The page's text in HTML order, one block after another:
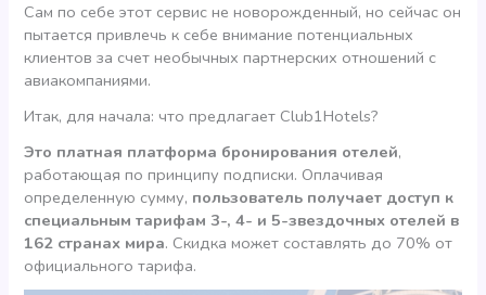
Сам по себе этот сервис не новорожденный, но сейчас он
пытается привлечь к себе внимание потенциальных
клиентов за счет необычных партнерских отношений с
авиакомпаниями.
Итак, для начала: что предлагает Club1Hotels?
Это платная платформа бронирования отелей,
работающая по принципу подписки. Оплачивая
определенную сумму, пользователь получает доступ к
специальным тарифам 3-, 4- и 5-звездочных отелей в
162 странах мира. Скидка может составлять до 70% от
официального тарифа.